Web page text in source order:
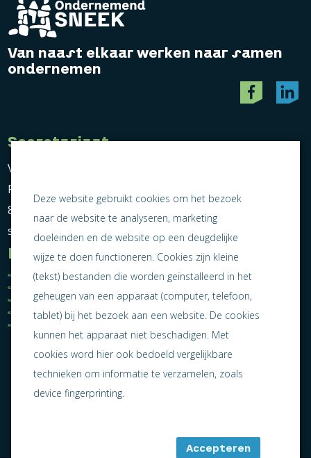
Van naast elkaar werken naar samen
ondernemen
Secretariaat
Vereniging Ondernemend Sneek
Postbus 464
8600 AL Sneek
secretariaat@ondernemendsneek.nl
Informatie
Ledenoverzicht
Algemene voorwaarden
Privacy statement
Jaarverslag 2025
Nieuws
Lid worden
Contact
Deze website gebruikt cookies om het bezoek
naar de website te analyseren, marketing
doeleinden en de website op een deugdelijke
wijze te doen functioneren. Cookies zijn kleine
(tekst) bestanden die worden geïnstalleerd in het
geheugen van een apparaat (computer, telefoon,
tablet) bij het bezoek aan een website. De cookies
kunnen het apparaat niet beschadigen. Met
cookies word hier ook bedoeld vergelijkbare
technieken om informatie te verzamelen, zoals
device fingerprinting.
Accepteren